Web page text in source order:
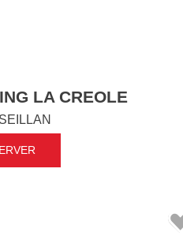
LA CREOLE